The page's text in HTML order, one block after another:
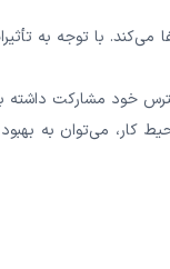
با توجه به
خود مشارکت داشته
کار، می‌توان به